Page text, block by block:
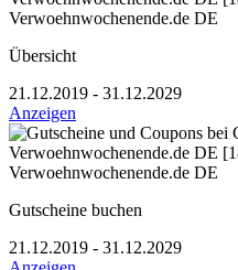
Verwoehnwochenende.de DE
Übersicht
21.12.2019 - 31.12.2029
Anzeigen
Verwoehnwochenende.de DE
Gutscheine buchen
21.12.2019 - 31.12.2029